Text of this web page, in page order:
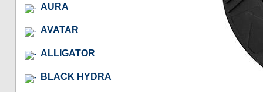
AURA
AVATAR
ALLIGATOR
BLACK HYDRA